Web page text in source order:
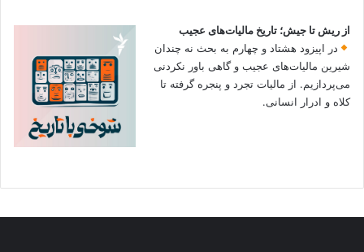
از ریش تا جیش؛ تاریخ مالیات‌های عجیب
در اپیزود هشتاد و چهارم به بحث نه چندان
شیرین مالیات‌های عجیب و گاهی باور نکردنی‌
می‌پردازیم. از مالیات تجرد و پنجره گرفته تا
کلاه و ادرار انسانی.